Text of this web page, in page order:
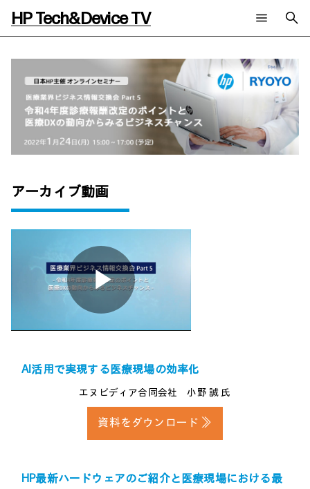
HP Tech&Device TV
全てのコンテンツ
チャンネル
AIの進化と活用事例
製品トレンド & レビュー
サイバーセキュリティ
自治体・公共
ハイブリッドワーク
タグ
事例
イベントレポート
AI PC
イベント・セミナー情報
コラム一覧
ご相談
日本HP 公式Webサイト
HP Tech&Device TV 内のコンテンツを検索します。
アーカイブ動画
Play
Video
AI活用で実現する医療現場の効率化
エヌビディア合同会社 小野 誠 氏
資料をダウンロード ≫
HP最新ハードウェアのご紹介と医療現場における最